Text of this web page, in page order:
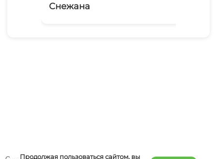
Снежана
Продолжая пользоваться сайтом, вы